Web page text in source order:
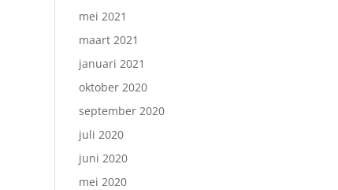
mei 2021
maart 2021
januari 2021
oktober 2020
september 2020
juli 2020
juni 2020
mei 2020